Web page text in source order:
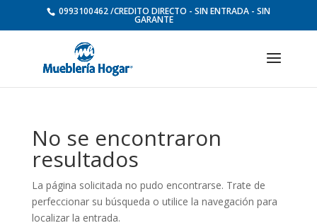
0993100462 /CREDITO DIRECTO - SIN ENTRADA - SIN
GARANTE
No se encontraron
resultados
La página solicitada no pudo encontrarse. Trate de
perfeccionar su búsqueda o utilice la navegación para
localizar la entrada.